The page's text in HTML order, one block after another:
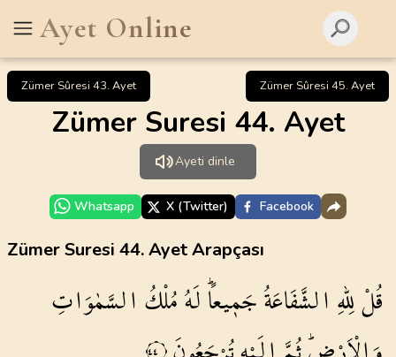
Ayet Online
Zümer Sûresi 43. Ayet Zümer Sûresi 45. Ayet
Zümer Suresi 44. Ayet
Ayeti dinle
Whatsapp X (Twitter) Facebook
Zümer Suresi 44. Ayet Arapçası
قُلْلِلّٰهِالشَّفَاعَةُجَم۪يعاًۜلَهُمُلْكُالسَّمٰوَاتِ
٤٤